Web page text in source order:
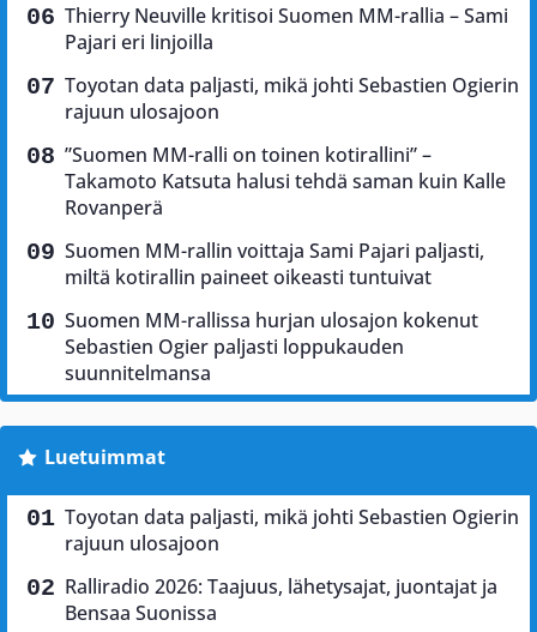
Thierry Neuville kritisoi Suomen MM-rallia – Sami
Pajari eri linjoilla
Toyotan data paljasti, mikä johti Sebastien Ogierin
rajuun ulosajoon
”Suomen MM-ralli on toinen kotirallini” –
Takamoto Katsuta halusi tehdä saman kuin Kalle
Rovanperä
Suomen MM-rallin voittaja Sami Pajari paljasti,
miltä kotirallin paineet oikeasti tuntuivat
Suomen MM-rallissa hurjan ulosajon kokenut
Sebastien Ogier paljasti loppukauden
suunnitelmansa
Luetuimmat
Toyotan data paljasti, mikä johti Sebastien Ogierin
rajuun ulosajoon
Ralliradio 2026: Taajuus, lähetysajat, juontajat ja
Bensaa Suonissa